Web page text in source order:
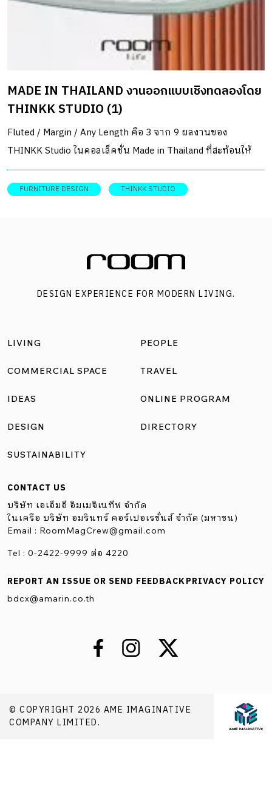
MADE IN THAILAND งานออกแบบเชิงทดลองโดย
THINKK STUDIO (1)
Fluted / Margin / Any Length คือ 3 จาก 9 ผลงานของ
THINKK Studio ในคอลเล็คชั่น Made in Thailand ที่สะท้อนให้
เห็นถึงการทดลองค้นหาความเป็นไปได้ใหม่ในการออกแบบ
ผ่านการศึกษาวัสดุหรือกระบวนการผลิตที่เราคุ้นชินอีกครั้งใน
FURNITURE DESIGN THINKK STUDIO
DESIGN EXPERIENCE FOR MODERN LIVING.
LIVING
COMMERCIAL SPACE
IDEAS
DESIGN
SUSTAINABILITY
PEOPLE
TRAVEL
ONLINE PROGRAM
DIRECTORY
CONTACT US
บริษัท เอเอ็มอี อิมเมจิเนทีฟ จำกัด
ในเครือ บริษัท อมรินทร์ คอร์เปอเรชั่นส์ จำกัด (มหาชน)
Email : RoomMagCrew@gmail.com
Tel : 0-2422-9999 ต่อ 4220
REPORT AN ISSUE OR SEND FEEDBACK
bdcx@amarin.co.th
PRIVACY POLICY
© COPYRIGHT 2026 AME IMAGINATIVE
COMPANY LIMITED.